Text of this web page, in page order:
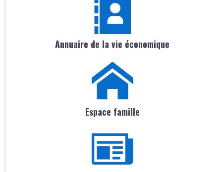
Annuaire de la vie économique
Espace famille